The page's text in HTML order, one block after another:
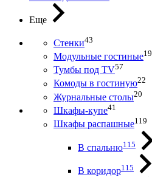
Еще
Стенки43
Модульные гостиные19
Тумбы под ТV57
Комоды в гостиную22
Журнальные столы20
Шкафы-купе41
Шкафы распашные119
В спальню115
В коридор115